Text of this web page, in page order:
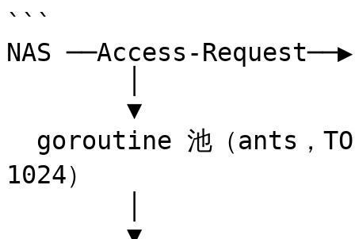
```
NAS ──Access-
1024）